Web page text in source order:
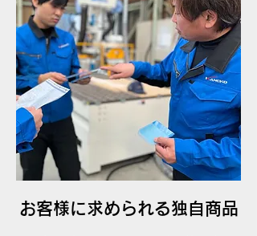
お客様に求められる独自商品